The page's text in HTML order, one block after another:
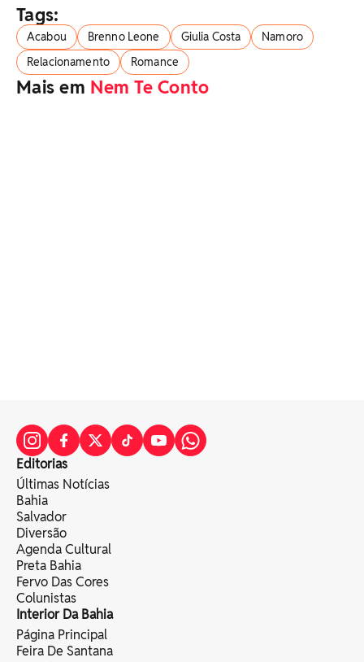
Tags:
Acabou Brenno Leone Giulia Costa
Namoro
Relacionamento
Romance
Mais em Nem Te Conto
Editorias
Últimas Notícias
Bahia
Salvador
Diversão
Agenda Cultural
Preta Bahia
Fervo Das Cores
Colunistas
Interior Da Bahia
Página Principal
Feira De Santana